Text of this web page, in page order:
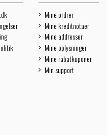
Mine ordrer
Mine kreditnotaer
Mine addresser
Mine oplysninger
Mine rabatkuponer
Min support